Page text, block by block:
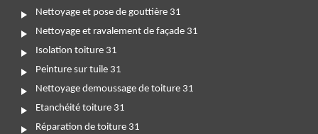
Nettoyage et pose de gouttière 31
Nettoyage et ravalement de façade 31
Isolation toiture 31
Peinture sur tuile 31
Nettoyage demoussage de toiture 31
Etanchéité toiture 31
Réparation de toiture 31